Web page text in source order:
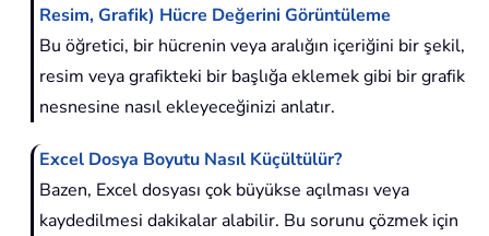
Resim, Grafik) Hücre Değerini Görüntüleme
Bu öğretici, bir hücrenin veya aralığın içeriğini bir şekil,
resim veya grafikteki bir başlığa eklemek gibi bir grafik
nesnesine nasıl ekleyeceğinizi anlatır.
Excel Dosya Boyutu Nasıl Küçültülür?
Bazen, Excel dosyası çok büyükse açılması veya
kaydedilmesi dakikalar alabilir. Bu sorunu çözmek için